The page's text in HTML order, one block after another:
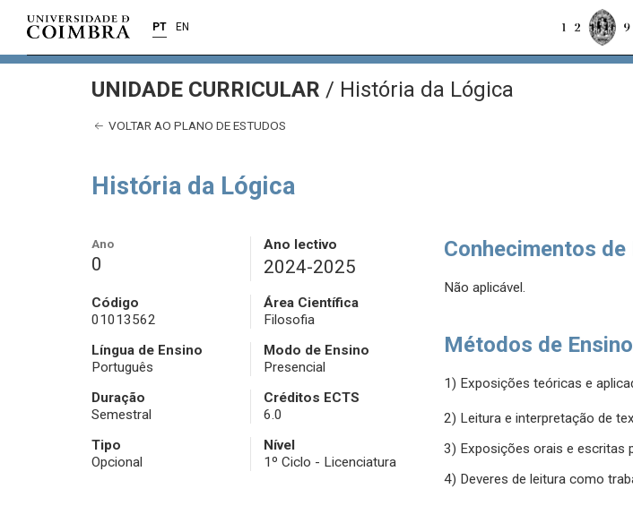
PT EN
UNIDADE CURRICULAR / História da Lógica
VOLTAR AO PLANO DE ESTUDOS
História da Lógica
Ano
0
Ano lectivo
2024-2025
Código
01013562
Área Científica
Filosofia
Língua de Ensino
Português
Modo de Ensino
Presencial
Duração
Semestral
Créditos ECTS
6.0
Tipo
Opcional
Nível
1º Ciclo - Licenciatura
Conhecimentos
Não aplicável.
Métodos de Ensino
1) Exposições teóricas e
2) Leitura e interpretação de
3) Exposições orais e escritas
4) Deveres de leitura como